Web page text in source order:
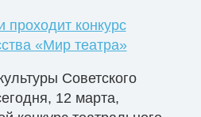
проходит конкурс
«Мир театра»
Советского
12 марта,